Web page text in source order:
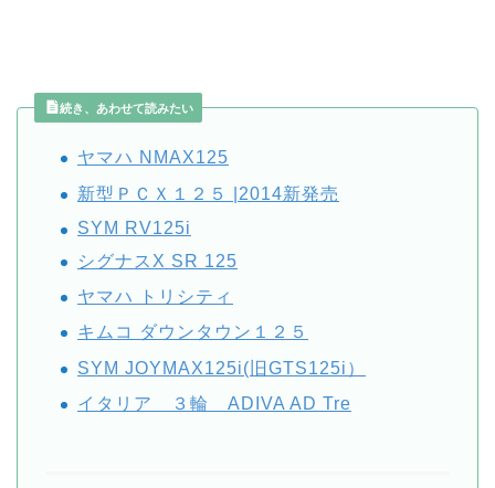
続き、あわせて読みたい
ヤマハ NMAX125
新型ＰＣＸ１２５ |2014新発売
SYM RV125i
シグナスX SR 125
ヤマハ トリシティ
キムコ ダウンタウン１２５
SYM JOYMAX125i(旧GTS125i）
イタリア ３輪 ADIVA AD Tre